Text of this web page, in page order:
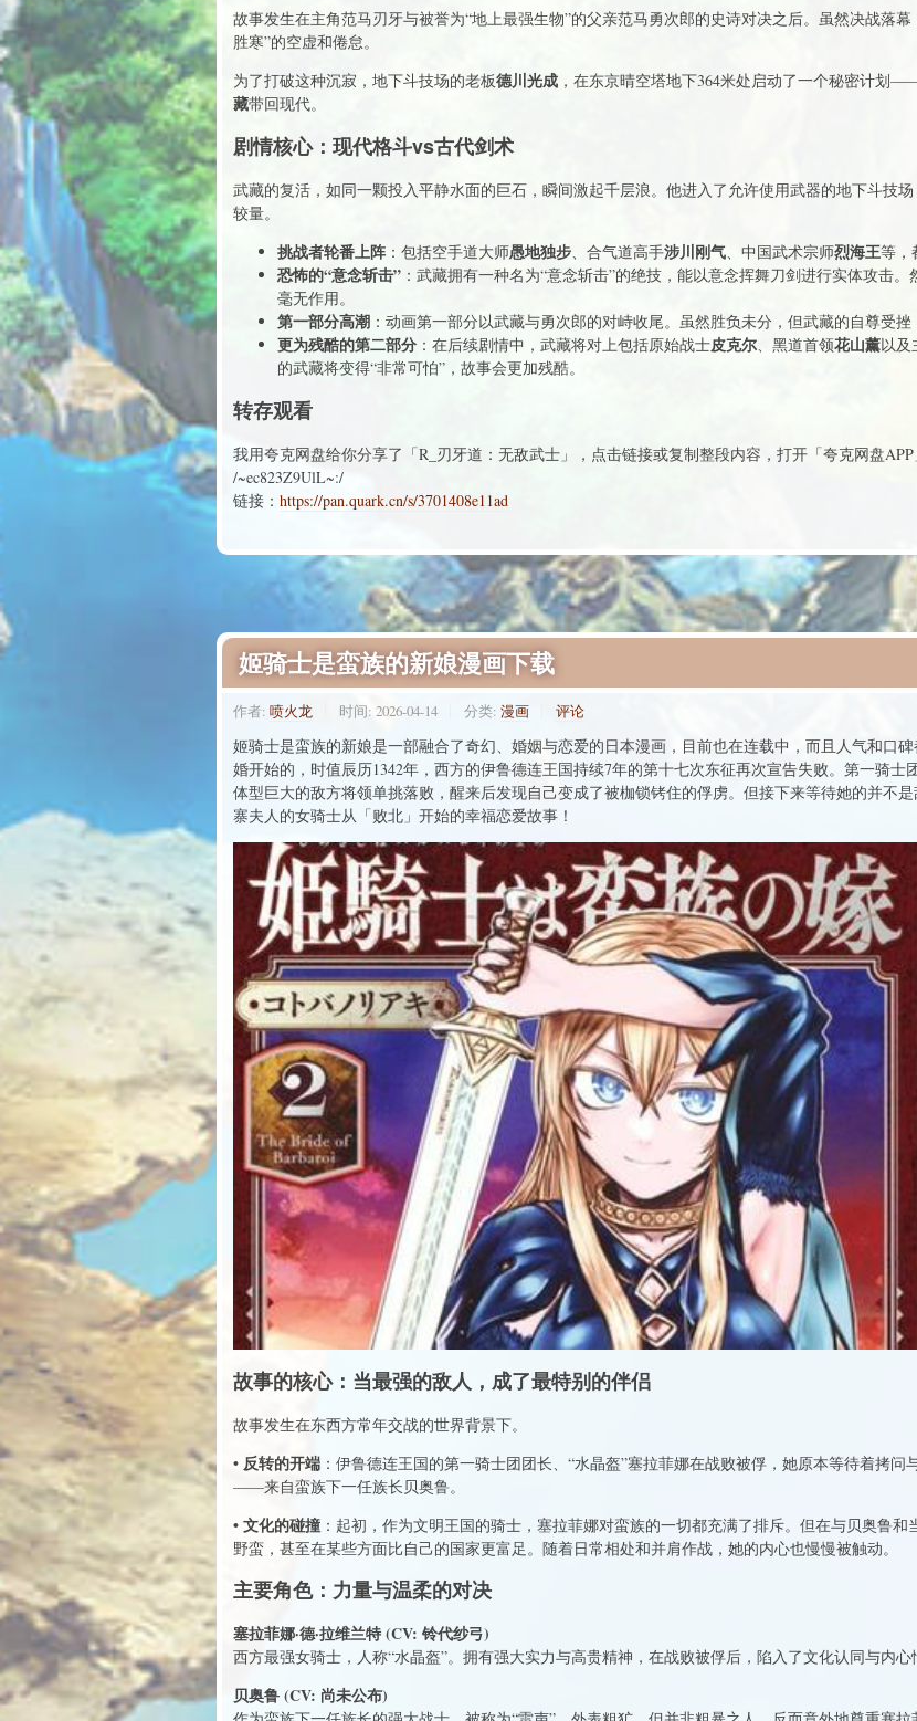
故事发生在主角范马刃牙与被誉为“地上最强生物”的父亲范马勇次郎的史诗对决之后。虽然决战落
胜寒”的空虚和倦怠。
为了打破这种沉寂，地下斗技场的老板德川光成 ，在东京晴空塔地下364米处启动了一个秘密计划
藏带回现代。
剧情核心：现代格斗vs古代剑术
武藏的复活，如同一颗投入平静水面的巨石，瞬间激起千层浪。他进入了允许使用武器的地下斗技
较量。
挑战者轮番上阵 ：包括空手道大师愚地独步、合气道高手涉川刚气、中国武术宗师烈海王等，
恐怖的“意念斩击” ：武藏拥有一种名为“意念斩击”的绝技，能以意念挥舞刀剑进行实体攻击
毫无作用。
第一部分高潮 ：动画第一部分以武藏与勇次郎的对峙收尾。虽然胜负未分，但武藏的自尊受挫
更为残酷的第二部分 ：在后续剧情中，武藏将对上包括原始战士皮克尔、黑道首领花山薰以及
的武藏将变得“非常可怕”，故事会更加残酷。
转存观看
我用夸克网盘给你分享了「R_刃牙道：无敌武士」，点击链接或复制整段内容，打开「夸克网盘APP
/~ec823Z9UlL~:/
链接： https://pan.quark.cn/s/3701408e11ad
姬骑士是蛮族的新娘漫画下载
作者: 喷火龙 时间: 2026-04-14 分类: 漫画 评论
姬骑士是蛮族的新娘是一部融合了奇幻、婚姻与恋爱的日本漫画，目前也在连载中，而且人气和口
婚开始的，时值辰历1342年，西方的伊鲁德连王国持续7年的第十七次东征再次宣告失败。第一骑
体型巨大的敌方将领单挑落败，醒来后发现自己变成了被枷锁铐住的俘虏。但接下来等待她的并
寨夫人的女骑士从「败北」开始的幸福恋爱故事！
故事的核心：当最强的敌人，成了最特别的伴侣
故事发生在东西方常年交战的世界背景下。
• 反转的开端 ：伊鲁德连王国的第一骑士团团长、“水晶盔”塞拉菲娜在战败被俘，她原本等待着拷
——来自蛮族下一任族长贝奥鲁。
• 文化的碰撞 ：起初，作为文明王国的骑士，塞拉菲娜对蛮族的一切都充满了排斥。但在与贝奥鲁
野蛮，甚至在某些方面比自己的国家更富足。随着日常相处和并肩作战，她的内心也慢慢被触动。
主要角色：力量与温柔的对决
塞拉菲娜·德·拉维兰特 (CV: 铃代纱弓)
西方最强女骑士，人称“水晶盔”。拥有强大实力与高贵精神，在战败被俘后，陷入了文化认同与内心
贝奥鲁 (CV: 尚未公布)